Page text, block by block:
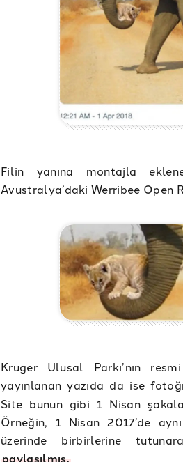
Filin yanına montajla
Avustralya’daki Werribee Open
Kruger Ulusal Parkı’nın
yayınlanan yazıda da ise
Site bunun gibi 1 Nisan
Örneğin, 1 Nisan 2017’de
üzerinde birbirlerine
paylaşılmış.